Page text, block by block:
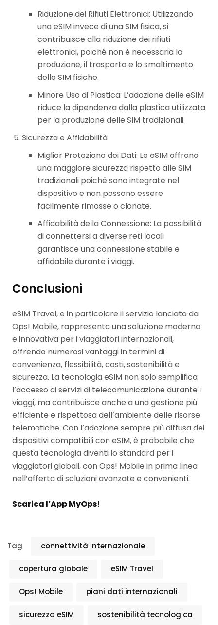
Riduzione dei Rifiuti Elettronici: Utilizzando
una eSIM invece di una SIM fisica, si
contribuisce alla riduzione dei rifiuti
elettronici, poiché non è necessaria la
produzione, il trasporto e lo smaltimento
delle SIM fisiche.
Minore Uso di Plastica: L’adozione delle eSIM
riduce la dipendenza dalla plastica utilizzata
per la produzione delle SIM tradizionali.
Sicurezza e Affidabilità
Miglior Protezione dei Dati: Le eSIM offrono
una maggiore sicurezza rispetto alle SIM
tradizionali poiché sono integrate nel
dispositivo e non possono essere
facilmente rimosse o clonate.
Affidabilità della Connessione: La possibilità
di connettersi a diverse reti locali
garantisce una connessione stabile e
affidabile durante i viaggi.
Conclusioni
eSIM Travel, e in particolare il servizio lanciato da
Ops! Mobile, rappresenta una soluzione moderna
e innovativa per i viaggiatori internazionali,
offrendo numerosi vantaggi in termini di
convenienza, flessibilità, costi, sostenibilità e
sicurezza. La tecnologia eSIM non solo semplifica
l’accesso ai servizi di telecomunicazione durante i
viaggi, ma contribuisce anche a una gestione più
efficiente e rispettosa dell’ambiente delle risorse
telematiche. Con l’adozione sempre più diffusa dei
dispositivi compatibili con eSIM, è probabile che
questa tecnologia diventi lo standard per i
viaggiatori globali, con Ops! Mobile in prima linea
nell’offerta di soluzioni avanzate e convenienti.
Scarica l’App MyOps!
Tag connettività internazionale
copertura globale eSIM Travel
Ops! Mobile piani dati internazionali
sicurezza eSIM sostenibilità tecnologica